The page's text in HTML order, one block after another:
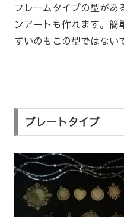
フレームタイプの型があ
ンアートも作れます。簡
すいのもこの型ではない
プレートタイプ